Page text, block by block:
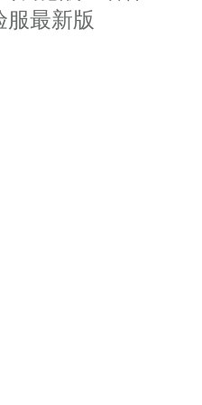
用，后期无聊
牌子，蜀山经
经验很高，不
服最新版